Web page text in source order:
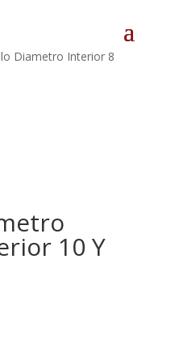
Diametro Interior 8
10 Y